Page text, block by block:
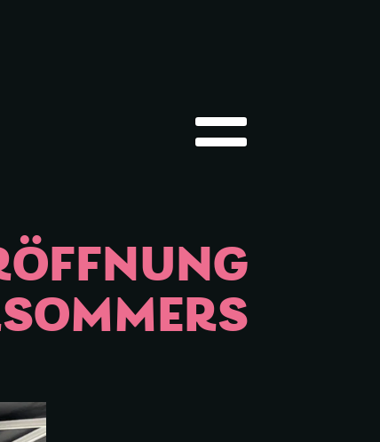
Hauptmenü öffnen